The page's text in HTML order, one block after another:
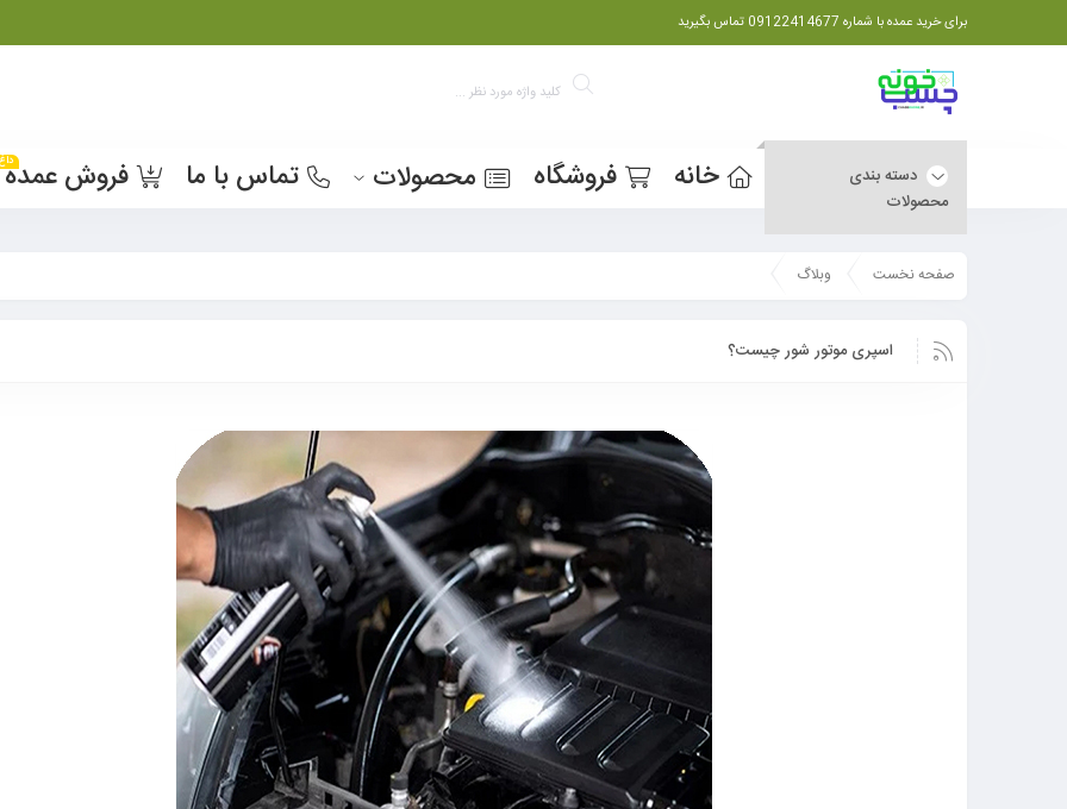
برای خرید عمده با شماره 09122414677 تماس بگیرید
دسته بندی
محصولات
خانه فروشگاه محصولات تماس با ما فروش عمدهداغ
صفحه نخست وبلاگ
اسپری موتور شور چیست؟